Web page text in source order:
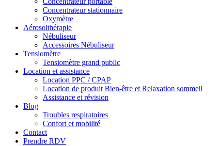
Concentrateur stationnaire
Oxymètre
Aérosolthérapie
Nébuliseur
Accessoires Nébuliseur
Tensiomètre
Tensiomètre grand public
Location et assistance
Location PPC / CPAP
Location de produit Bien-être et Relaxation sommeil
Assistance et révision
Blog
Troubles respiratoires
Confort et mobilité
Contact
Prendre RDV